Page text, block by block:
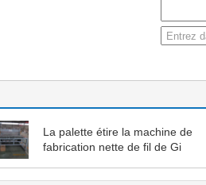
La palette étire la machine de
fabrication nette de fil de Gi